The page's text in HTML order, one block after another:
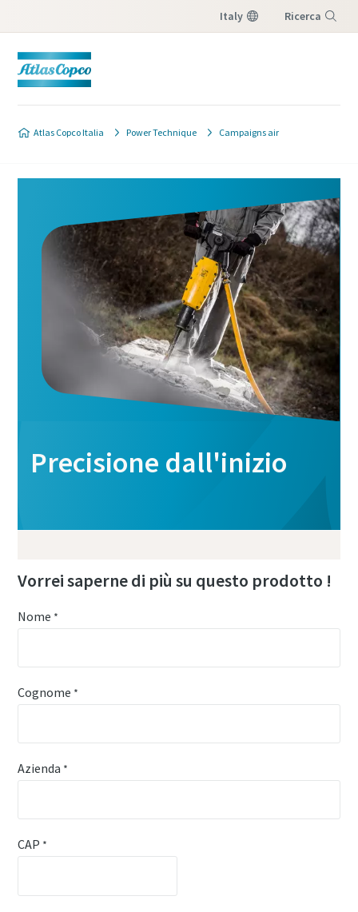
Italy Ricerca
Atlas Copco Italia Power Technique Campaigns air
Precisione dall'inizio
Vorrei saperne di più su questo prodotto !
Nome *
Cognome *
Azienda *
CAP *